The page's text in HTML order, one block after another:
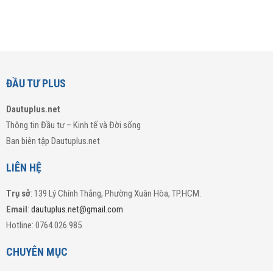
ĐẦU TƯ PLUS
Dautuplus.net
Thông tin Đầu tư – Kinh tế và Đời sống
Ban biên tập Dautuplus.net
LIÊN HỆ
Trụ sở: 139 Lý Chính Thắng, Phường Xuân Hòa, TP.HCM.
Email: dautuplus.net@gmail.com
Hotline: 0764.026.985
CHUYÊN MỤC